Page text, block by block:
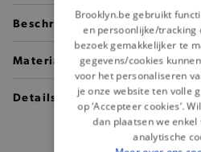
Beschrijving
Materiaal
Details
Brooklyn.be gebruikt
en persoonlijke/tracking
bezoek gemakkelijker te
gegevens/cookies
voor het personaliseren
je onze website ten volle
op ‘Accepteer cookies’.
dan plaatsen we
analytische